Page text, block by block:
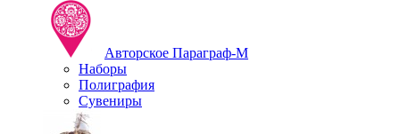
Авторское Параграф-М
Наборы
Полиграфия
Сувениры